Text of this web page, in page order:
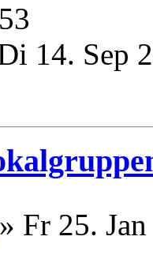
14. Sep
» Fr 25.